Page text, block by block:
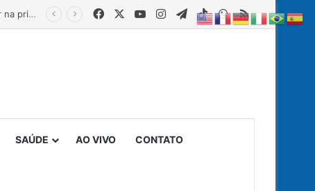
Estado fortalece creches comunitárias com equipamentos para ampliar a segurança alimentar na primeira infância FacebookYouTubeInstagram
Telegram
TikTokWhatsApp
RSS
SAÚDE AO VIVO CONTATO